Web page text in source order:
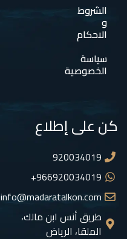
الشروط
و
الاحكام
سياسة
الخصوصية
كن على إطلاع
920034019
966920034019+
info@madaratalkon.com
طريق أنس ابن مالك،
الملقا، الرياض